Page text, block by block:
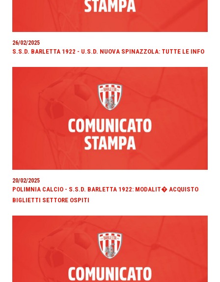
26/02/2025
S.S.D. BARLETTA 1922 - U.S.D. NUOVA SPINAZZOLA: TUTTE LE INFO
20/02/2025
POLIMNIA CALCIO - S.S.D. BARLETTA 1922: MODALIT� ACQUISTO
BIGLIETTI SETTORE OSPITI